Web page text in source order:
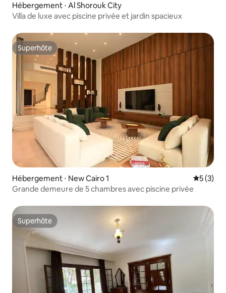
Hébergement ⋅ Al Shorouk City
Villa de luxe avec piscine privée et jardin spacieux
Superhôte
Superhôte
Hébergement ⋅ New Cairo 1
5 (3)
Grande demeure de 5 chambres avec piscine privée
Superhôte
Superhôte